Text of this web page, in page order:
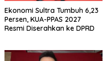
Ekonomi Sultra Tumbuh 6,23
Persen, KUA-PPAS 2027
Resmi Diserahkan ke DPRD